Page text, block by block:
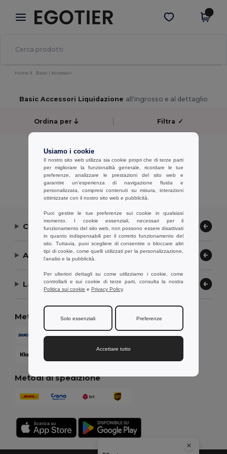
× App Egotier
Prezzi migliori sull'app!
Scarica app
Home Basic | Accessori
Basic Accessori Liquidazione all'ingrosso e al dettaglio
Ordina per Filtra ✓
Visualizzazione Di Tutti I Prodotti.
Contattaci
Aiuto or Assistenza
La nostra azienda
Metodi di pagamento
Metodi di spedizione
Usiamo i cookie
Il nostro sito web utilizza sia cookie propri che di terze parti
per migliorare la funzionalità generale, ricordare le tue
preferenze, analizzare le prestazioni del sito web e
garantire un'esperienza di navigazione fluida e
personalizzata, compresi contenuti su misura, interazioni
ottimizzate con il nostro sito web e pubblicità.
Puoi gestire le tue preferenze sui cookie in qualsiasi
momento. I cookie essenziali, necessari per il
funzionamento del sito web, non possono essere disattivati
in quanto indispensabili per il corretto funzionamento del
sito. Tuttavia, puoi scegliere di consentire o bloccare altri
tipi di cookie, come quelli utilizzati per la personalizzazione,
l'analisi e la pubblicità.
Per ulteriori dettagli su come utilizziamo i cookie, come
controllarli e sui cookie di terze parti, consulta la nostra
Politica sui cookie e Privacy Policy.
Solo essenziali Preferenze
Accettare tutto